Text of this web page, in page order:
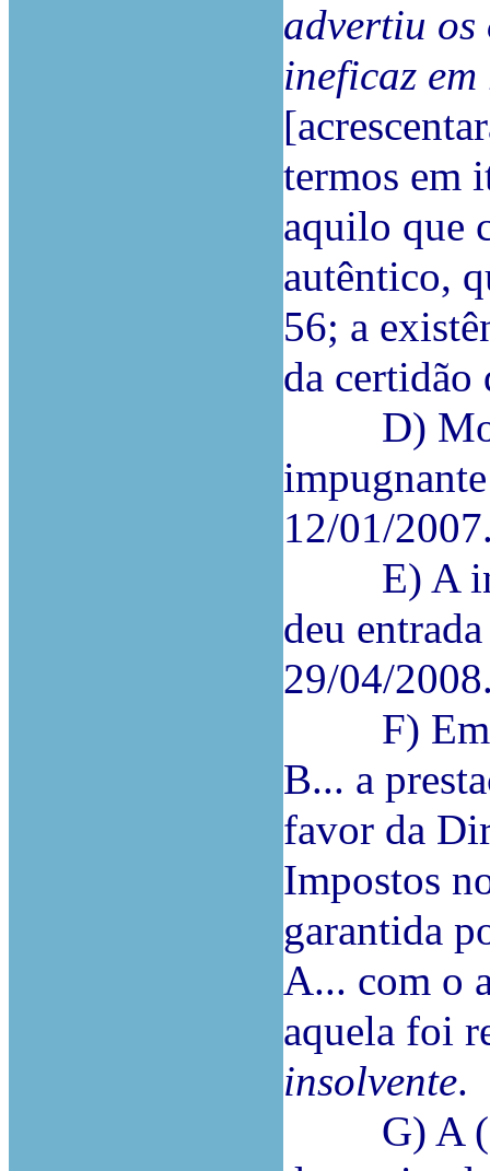
advertiu os
ineficaz
termos em
aquilo que
autêntico,
56; a
da certidão
D)
12/01/
E) A
deu
29/04/
F) Em
B... a
favor da
Impostos
garantida
A... com o
aquela foi
insolvente.
G) A